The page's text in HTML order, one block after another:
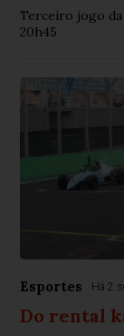
Terceiro jogo da
20h45
Esportes Há 2
Do rental